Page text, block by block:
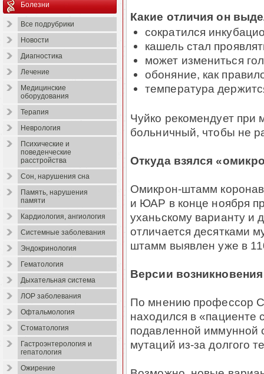
Болезни
Все подрубрики
Новости
Диагностика
Лечение
Медицинские
оборудования
Терапия
Неврология
Психические и
поведенческие
расстройства
Сон, нарушения сна
Память, нарушения
памяти
Кардиология, ангиология
Системные заболевания
Эндокринология
Гематология
Дыхательная система
ЛОР заболевания
Офтальмология
Стоматология
Гастроэнтерология и
гепатология
Ожирение
Какие отличия он
сократился
кашель стал
может измениться
обоняние, как
температура
Чуйко рекомендует
больничный, чтобы не
Откуда взялся
Омикрон-штамм
и ЮАР в конце ноября
уханьскому варианту и
отличается десятками
штамм выявлен уже в
Версии
По мнению профессор
находился в «пациенте
подавленной иммунной
мутаций из-за долгого